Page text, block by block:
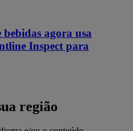
agora usa
Inspect para
região